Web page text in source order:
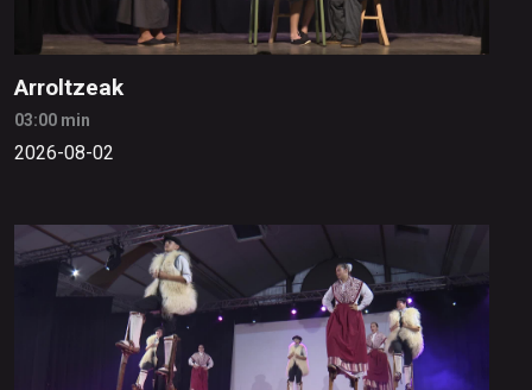
Arroltzeak
03:00 min
2026-08-02